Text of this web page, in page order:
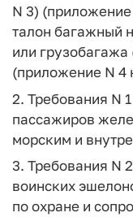
N 3)
талон багажный
или
(приложение N 4
2. Требования N
пассажиров
морским и
3. Требования N
воинских
по охране и